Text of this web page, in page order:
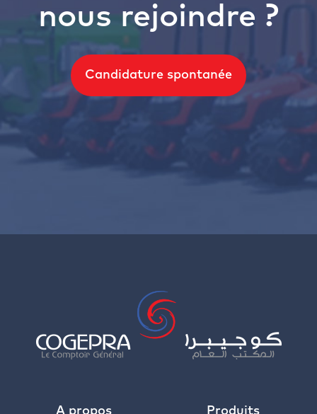
nous rejoindre ?
Candidature spontanée
A propos Produits